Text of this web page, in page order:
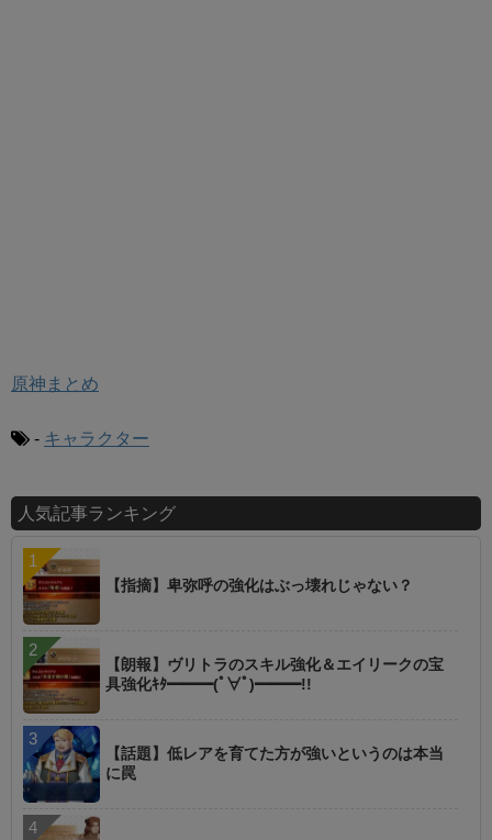
原神まとめ
- キャラクター
人気記事ランキング
【指摘】卑弥呼の強化はぶっ壊れじゃない？
【朗報】ヴリトラのスキル強化＆エイリークの宝
具強化ｷﾀ━━━(ﾟ∀ﾟ)━━━!!
【話題】低レアを育てた方が強いというのは本当
に罠